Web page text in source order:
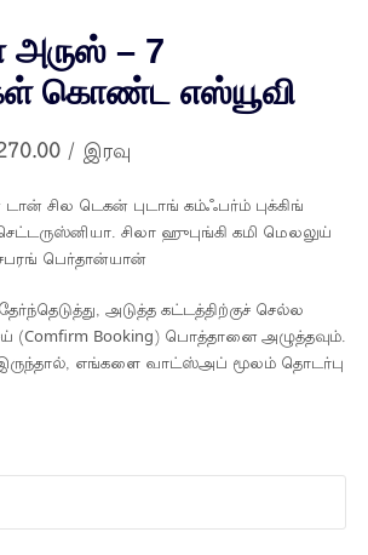
அருஸ் – 7
கொண்ட எஸ்யூவி
/ இரவு
டான் சில டெகன் புடாங் கம்ஃபர்ம் புக்கிங்
சிலா ஹுபுங்கி கமி மெலலுய்
பெர்தான்யான்
அடுத்த கட்டத்திற்குச் செல்ல
(Comfirm Booking) பொத்தானை அழுத்தவும்.
எங்களை வாட்ஸ்அப் மூலம் தொடர்பு